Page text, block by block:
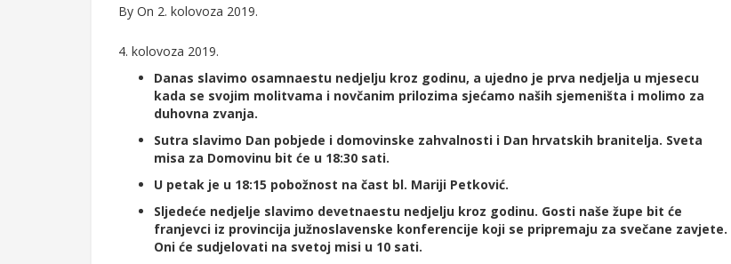
By On 2. kolovoza 2019.
4. kolovoza 2019.
Danas slavimo osamnaestu nedjelju kroz godinu, a ujedno je prva nedjelja u mjesecu
kada se svojim molitvama i novčanim prilozima sjećamo naših sjemeništa i molimo za
duhovna zvanja.
Sutra slavimo Dan pobjede i domovinske zahvalnosti i Dan hrvatskih branitelja. Sveta
misa za Domovinu bit će u 18:30 sati.
U petak je u 18:15 pobožnost na čast bl. Mariji Petković.
Sljedeće nedjelje slavimo devetnaestu nedjelju kroz godinu. Gosti naše župe bit će
franjevci iz provincija južnoslavenske konferencije koji se pripremaju za svečane zavjete.
Oni će sudjelovati na svetoj misi u 10 sati.